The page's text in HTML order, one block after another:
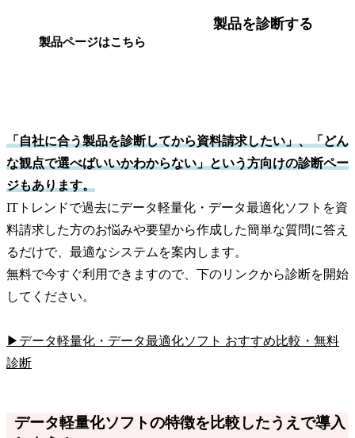
製品ページはこちら
製品を診断する
「自社に合う製品を診断してから資料請求したい」、「どん
な観点で選べばいいかわからない」という方向けの診断ペー
ジもあります。
ITトレンドで過去にデータ軽量化・データ最適化ソフトを資
料請求した方のお悩みや要望から作成した簡単な質問に答え
るだけで、最適なシステムを案内します。
無料で今すぐ利用できますので、下のリンクから診断を開始
してください。
▶データ軽量化・データ最適化ソフト おすすめ比較・無料
診断
データ軽量化ソフトの特徴を比較したうえで導入